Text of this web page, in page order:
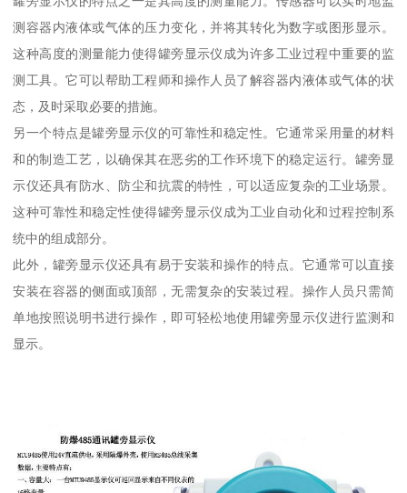
测容器内液体或气体的压力变化，并将其转化为数字或图形显示。
这种高度的测量能力使得罐旁显示仪成为许多工业过程中重要的监
测工具。它可以帮助工程师和操作人员了解容器内液体或气体的状
态，及时采取必要的措施。
另一个特点是罐旁显示仪的可靠性和稳定性。它通常采用量的材料
和的制造工艺，以确保其在恶劣的工作环境下的稳定运行。罐旁显
示仪还具有防水、防尘和抗震的特性，可以适应复杂的工业场景。
这种可靠性和稳定性使得罐旁显示仪成为工业自动化和过程控制系
统中的组成部分。
此外，罐旁显示仪还具有易于安装和操作的特点。它通常可以直接
安装在容器的侧面或顶部，无需复杂的安装过程。操作人员只需简
单地按照说明书进行操作，即可轻松地使用罐旁显示仪进行监测和
显示。